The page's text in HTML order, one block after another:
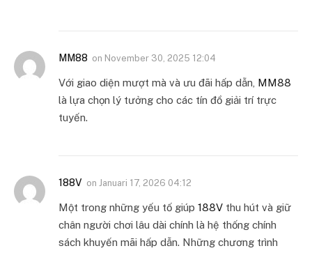
MM88 on November 30, 2025 12:04
Với giao diện mượt mà và ưu đãi hấp dẫn, MM88
là lựa chọn lý tưởng cho các tín đồ giải trí trực
tuyến.
188V on Januari 17, 2026 04:12
Một trong những yếu tố giúp 188V thu hút và giữ
chân người chơi lâu dài chính là hệ thống chính
sách khuyến mãi hấp dẫn. Những chương trình